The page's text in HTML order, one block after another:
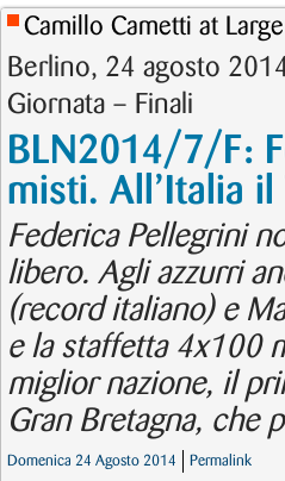
Camillo Cametti at Large
Berlino, 24 agosto
Giornata – Finali
BLN2014/7/F:
misti. All’Italia
Federica Pellegrini
libero. Agli azzurri
(record italiano) e
e la staffetta 4x100
miglior nazione, il
Gran Bretagna, che
Domenica 24 Agosto 2014 Permalink